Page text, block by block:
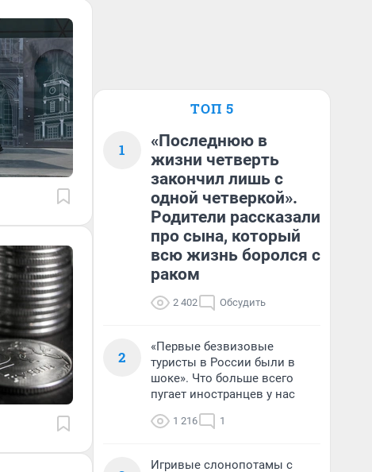
ТОП 5
1
«Последнюю в
жизни четверть
закончил лишь с
одной четверкой».
Родители рассказали
про сына, который
всю жизнь боролся с
раком
2 402 Обсудить
2
«Первые безвизовые
туристы в России были в
шоке». Что больше всего
пугает иностранцев у нас
1 216 1
Игривые слонопотамы с